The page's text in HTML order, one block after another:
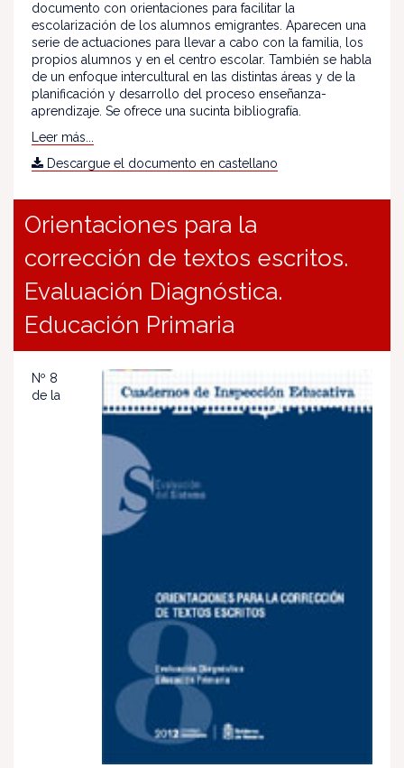
documento con orientaciones para facilitar la
escolarización de los alumnos emigrantes. Aparecen una
serie de actuaciones para llevar a cabo con la familia, los
propios alumnos y en el centro escolar. También se habla
de un enfoque intercultural en las distintas áreas y de la
planificación y desarrollo del proceso enseñanza-
aprendizaje. Se ofrece una sucinta bibliografía.
Leer más...
Descargue el documento en castellano
Orientaciones para la
corrección de textos escritos.
Evaluación Diagnóstica.
Educación Primaria
Nº 8
de la